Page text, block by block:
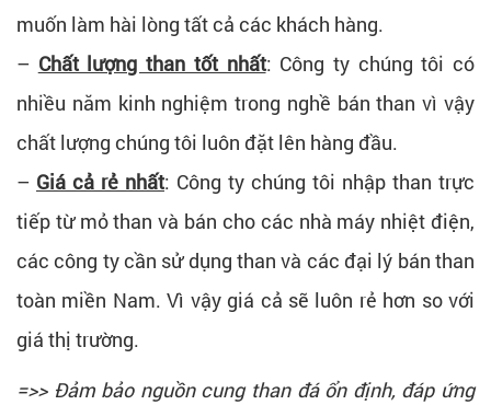
muốn làm hài lòng tất cả các khách hàng.
– Chất lượng than tốt nhất: Công ty chúng tôi có
nhiều năm kinh nghiệm trong nghề bán than vì vậy
chất lượng chúng tôi luôn đặt lên hàng đầu.
– Giá cả rẻ nhất: Công ty chúng tôi nhập than trực
tiếp từ mỏ than và bán cho các nhà máy nhiệt điện,
các công ty cần sử dụng than và các đại lý bán than
toàn miền Nam. Vì vậy giá cả sẽ luôn rẻ hơn so với
giá thị trường.
=>> Đảm bảo nguồn cung than đá ổn định, đáp ứng